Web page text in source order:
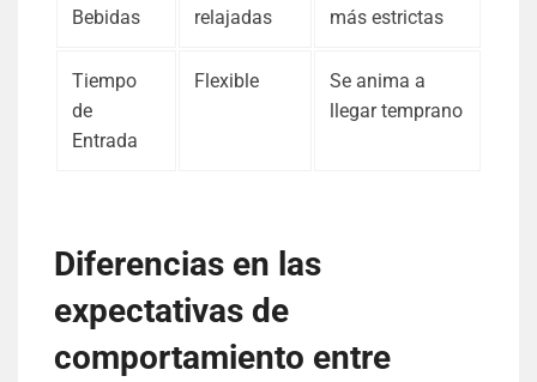
Bebidas
relajadas
más estrictas
Tiempo
de
Entrada
Flexible
Se anima a
llegar temprano
Diferencias en las
expectativas de
comportamiento entre